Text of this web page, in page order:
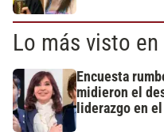
Lo más visto en
Encuesta
midieron el
liderazgo en